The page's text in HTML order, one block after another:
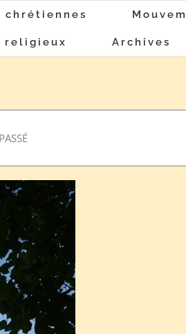
chrétiennes
religieux Archives